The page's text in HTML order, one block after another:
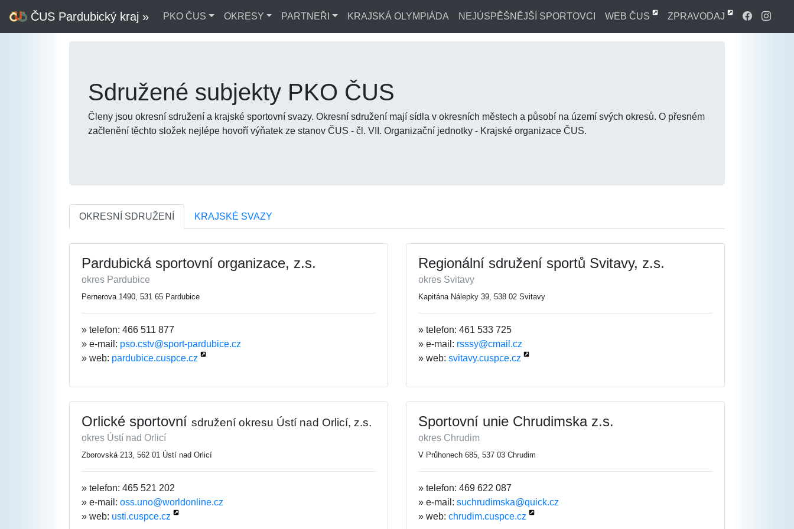
ČUS Pardubický kraj » PKO ČUS OKRESY PARTNEŘI KRAJSKÁ OLYMPIÁDA NEJÚSPĚŠNĚJŠÍ SPORTOVCI WEB ČUS ZPRAVODAJ
Sdružené subjekty PKO ČUS
Členy jsou okresní sdružení a krajské sportovní svazy. Okresní sdružení mají sídla v okresních městech a působí na území svých okresů. O přesném
začlenění těchto složek nejlépe hovoří výňatek ze stanov ČUS - čl. VII. Organizační jednotky - Krajské organizace ČUS.
OKRESNÍ SDRUŽENÍ KRAJSKÉ SVAZY
Pardubická sportovní organizace, z.s.
okres Pardubice
Pernerova 1490, 531 65 Pardubice
» telefon: 466 511 877
» e-mail: pso.cstv@sport-pardubice.cz
» web: pardubice.cuspce.cz
Regionální sdružení sportů Svitavy, z.s.
okres Svitavy
Kapitána Nálepky 39, 538 02 Svitavy
» telefon: 461 533 725
» e-mail: rsssy@cmail.cz
» web: svitavy.cuspce.cz
Orlické sportovní sdružení okresu Ústí nad Orlicí, z.s.
okres Ústí nad Orlicí
Zborovská 213, 562 01 Ústí nad Orlicí
» telefon: 465 521 202
» e-mail: oss.uno@worldonline.cz
» web: usti.cuspce.cz
Sportovní unie Chrudimska z.s.
okres Chrudim
V Průhonech 685, 537 03 Chrudim
» telefon: 469 622 087
» e-mail: suchrudimska@quick.cz
» web: chrudim.cuspce.cz